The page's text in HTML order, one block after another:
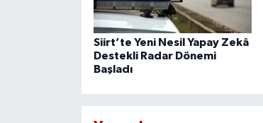
Siirt’te Yeni Nesil Yapay Zekâ
Destekli Radar Dönemi
Başladı